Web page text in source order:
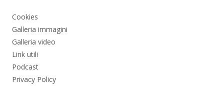
Cookies
Galleria immagini
Galleria video
Link utili
Podcast
Privacy Policy